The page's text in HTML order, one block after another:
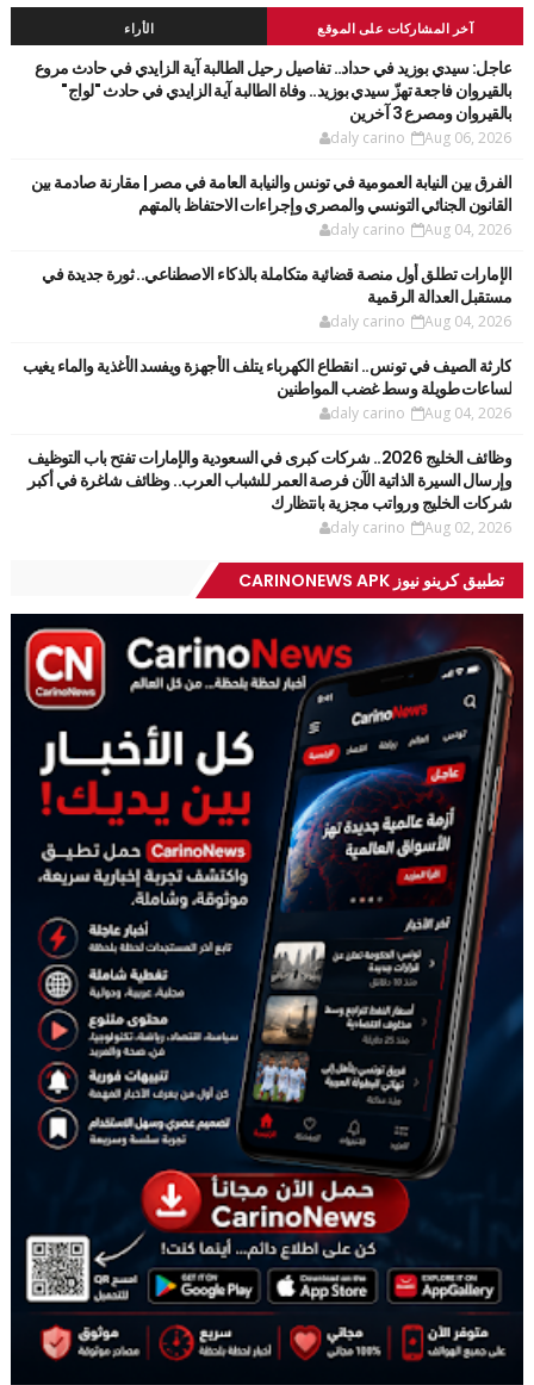
آخر المشاركات على الموقع الأراء
عاجل: سيدي بوزيد في حداد.. تفاصيل رحيل الطالبة آية الزايدي في حادث مروع
بالقيروان فاجعة تهزّ سيدي بوزيد.. وفاة الطالبة آية الزايدي في حادث "لواج"
بالقيروان ومصرع 3 آخرين
daly carino Aug 06, 2026
الفرق بين النيابة العمومية في تونس والنيابة العامة في مصر | مقارنة صادمة بين
القانون الجنائي التونسي والمصري وإجراءات الاحتفاظ بالمتهم
daly carino Aug 04, 2026
الإمارات تطلق أول منصة قضائية متكاملة بالذكاء الاصطناعي.. ثورة جديدة في
مستقبل العدالة الرقمية
daly carino Aug 04, 2026
كارثة الصيف في تونس.. انقطاع الكهرباء يتلف الأجهزة ويفسد الأغذية والماء يغيب
لساعات طويلة وسط غضب المواطنين
daly carino Aug 04, 2026
وظائف الخليج 2026.. شركات كبرى في السعودية والإمارات تفتح باب التوظيف
وإرسال السيرة الذاتية الآن فرصة العمر للشباب العرب.. وظائف شاغرة في أكبر
شركات الخليج ورواتب مجزية بانتظارك
daly carino Aug 02, 2026
تطبيق كرينو نيوز CARINONEWS APK